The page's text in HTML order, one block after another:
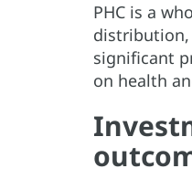
PHC is a
distribution,
significant
on health